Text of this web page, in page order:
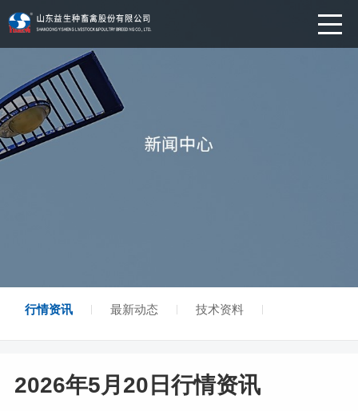
行情资讯 最新动态 技术资料
2026年5月20日行情资讯